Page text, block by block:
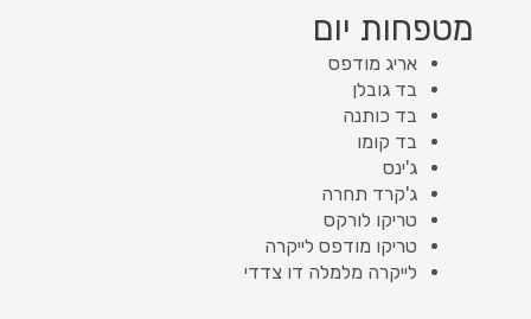
מטפחות יום
אריג מודפס
בד גובלן
בד כותנה
בד קומו
ג'ינס
ג'קרד תחרה
טריקו לורקס
טריקו מודפס לייקרה
לייקרה מלמלה דו צדדי